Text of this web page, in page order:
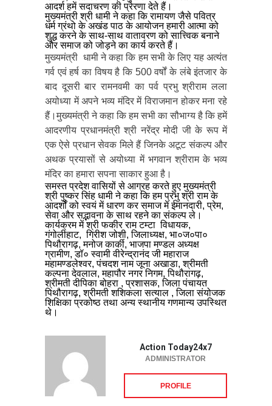
आदर्श हमें सदाचरण की प्रेरणा देते हैं।
मुख्यमंत्री श्री धामी ने कहा कि रामायण जैसे पवित्र
धर्म ग्रंथो के अखंड पाठ के आयोजन हमारी आत्मा को
शुद्ध करने के साथ-साथ वातावरण को सात्त्विक बनाने
और समाज को जोड़ने का कार्य करते हैं।
मुख्यमंत्री धामी ने कहा कि हम सभी के लिए यह अत्यंत
गर्व एवं हर्ष का विषय है कि 500 वर्षों के लंबे इंतजार के
बाद दूसरी बार रामनवमी का पर्व प्रभु श्रीराम लला
अयोध्या में अपने भव्य मंदिर में विराजमान होकर मना रहे
हैं।मुख्यमंत्री ने कहा कि हम सभी का सौभाग्य है कि हमें
आदरणीय प्रधानमंत्री श्री नरेंद्र मोदी जी के रूप में
एक ऐसे प्रधान सेवक मिले हैं जिनके अटूट संकल्प और
अथक प्रयासों से अयोध्या में भगवान श्रीराम के भव्य
मंदिर का हमारा सपना साकार हुआ है।
समस्त प्रदेश वासियों से आग्रह करते हुए मुख्यमंत्री
श्री पुष्कर सिंह धामी ने कहा कि हम प्रभु श्री राम के
आदर्शों को स्वयं में धारण कर समाज में ईमानदारी, प्रेम,
सेवा और सद्भावना के साथ रहने का संकल्प ले।
कार्यक्रम में श्री फकीर राम टम्टा विधायक,
गंगोलीहाट, गिरीश जोशी, जिलाध्यक्ष, भा०ज०पा०
पिथौरागढ़, मनोज कार्की, भाजपा मण्डल अध्यक्ष
ग्रामीण, डॉ० स्वामी वीरेन्द्रानंद जी महाराज
महामण्डलेश्वर, पंचदश नाम जूना अखाडा, श्रीमती
कल्पना देवलाल, महापौर नगर निगम, पिथौरागढ़,
श्रीमती दीपिका बोहरा , प्रशासक, जिला पंचायत
पिथौरागढ़, श्रीमती शशिकला सत्याल , जिला संयोजक
शिक्षिका प्रकोष्ठ तथा अन्य स्थानीय गणमान्य उपस्थित
थे।
Action Today24x7
ADMINISTRATOR
PROFILE